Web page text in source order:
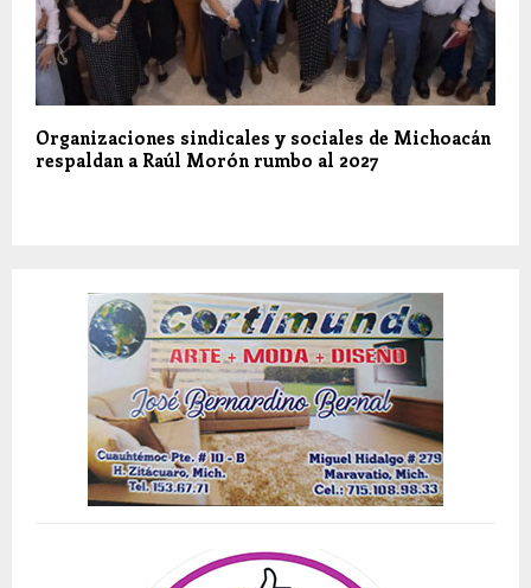
Organizaciones sindicales y sociales de Michoacán
respaldan a Raúl Morón rumbo al 2027